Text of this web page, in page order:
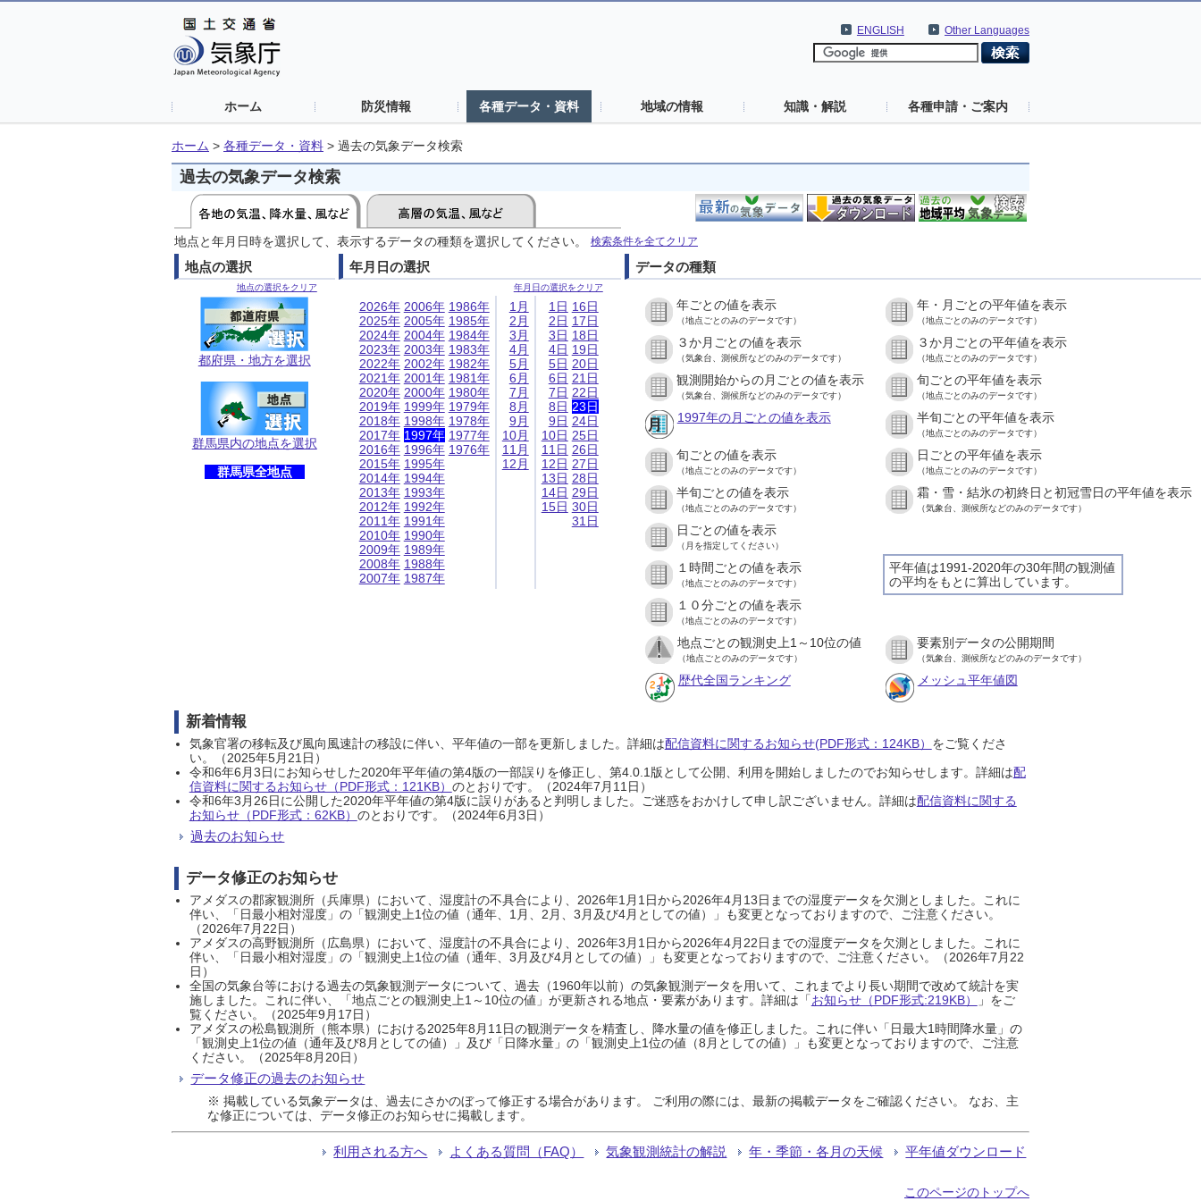
Other Languages
ENGLISH
ホーム 防災情報 各種データ・資料 地域の情報 知識・解説 各種申請・ご案内
ホーム > 各種データ・資料 > 過去の気象データ検索
過去の気象データ検索
地点と年月日時を選択して、表示するデータの種類を選択してください。 検索条件を全てクリア
地点の選択
地点の選択をクリア
都府県・地方を選択
群馬県内の地点を選択
群馬県全地点
年月日の選択
年月日の選択をクリア
2026年
2025年
2024年
2023年
2022年
2021年
2020年
2019年
2018年
2017年
2016年
2015年
2014年
2013年
2012年
2011年
2010年
2009年
2008年
2007年
2006年
2005年
2004年
2003年
2002年
2001年
2000年
1999年
1998年
1997年
1996年
1995年
1994年
1993年
1992年
1991年
1990年
1989年
1988年
1987年
1986年
1985年
1984年
1983年
1982年
1981年
1980年
1979年
1978年
1977年
1976年
1月
2月
3月
4月
5月
6月
7月
8月
9月
10月
11月
12月
1日
2日
3日
4日
5日
6日
7日
8日
9日
10日
11日
12日
13日
14日
15日
16日
17日
18日
19日
20日
21日
22日
23日
24日
25日
26日
27日
28日
29日
30日
31日
データの種類
年ごとの値を表示
（地点ごとのみのデータです）
年・月ごとの平年値を表示
（地点ごとのみのデータです）
３か月ごとの値を表示
（気象台、測候所などのみのデータです）
３か月ごとの平年値を表示
（地点ごとのみのデータです）
観測開始からの月ごとの値を表示
（気象台、測候所などのみのデータです）
旬ごとの平年値を表示
（地点ごとのみのデータです）
1997年の月ごとの値を表示 半旬ごとの平年値を表示
（地点ごとのみのデータです）
旬ごとの値を表示
（地点ごとのみのデータです）
日ごとの平年値を表示
（地点ごとのみのデータです）
半旬ごとの値を表示
（地点ごとのみのデータです）
霜・雪・結氷の初終日と初冠雪日の平年値を表示
（気象台、測候所などのみのデータです）
日ごとの値を表示
（月を指定してください）
平年値は1991-2020年の30年間の観測値
の平均をもとに算出しています。
１時間ごとの値を表示
（地点ごとのみのデータです）
１０分ごとの値を表示
（地点ごとのみのデータです）
地点ごとの観測史上1～10位の値
（地点ごとのみのデータです）
要素別データの公開期間
（気象台、測候所などのみのデータです）
歴代全国ランキング メッシュ平年値図
新着情報
気象官署の移転及び風向風速計の移設に伴い、平年値の一部を更新しました。詳細は配信資料に関するお知らせ(PDF形式：124KB） をご覧くださ
い。（2025年5月21日）
令和6年6月3日にお知らせした2020年平年値の第4版の一部誤りを修正し、第4.0.1版として公開、利用を開始しましたのでお知らせします。詳細は配
信資料に関するお知らせ（PDF形式：121KB） のとおりです。（2024年7月11日）
令和6年3月26日に公開した2020年平年値の第4版に誤りがあると判明しました。ご迷惑をおかけして申し訳ございません。詳細は配信資料に関する
お知らせ（PDF形式：62KB） のとおりです。（2024年6月3日）
過去のお知らせ
データ修正のお知らせ
アメダスの郡家観測所（兵庫県）において、湿度計の不具合により、2026年1月1日から2026年4月13日までの湿度データを欠測としました。これに
伴い、「日最小相対湿度」の「観測史上1位の値（通年、1月、2月、3月及び4月としての値）」も変更となっておりますので、ご注意ください。
（2026年7月22日）
アメダスの高野観測所（広島県）において、湿度計の不具合により、2026年3月1日から2026年4月22日までの湿度データを欠測としました。これに
伴い、「日最小相対湿度」の「観測史上1位の値（通年、3月及び4月としての値）」も変更となっておりますので、ご注意ください。（2026年7月22
日）
全国の気象台等における過去の気象観測データについて、過去（1960年以前）の気象観測データを用いて、これまでより長い期間で改めて統計を実
施しました。これに伴い、「地点ごとの観測史上1～10位の値」が更新される地点・要素があります。詳細は「お知らせ（PDF形式:219KB）
」をご
覧ください。（2025年9月17日）
アメダスの松島観測所（熊本県）における2025年8月11日の観測データを精査し、降水量の値を修正しました。これに伴い「日最大1時間降水量」の
「観測史上1位の値（通年及び8月としての値）」及び「日降水量」の「観測史上1位の値（8月としての値）」も変更となっておりますので、ご注意
ください。（2025年8月20日）
データ修正の過去のお知らせ
※ 掲載している気象データは、過去にさかのぼって修正する場合があります。 ご利用の際には、最新の掲載データをご確認ください。 なお、主
な修正については、データ修正のお知らせに掲載します。
利用される方へ よくある質問（FAQ） 気象観測統計の解説 年・季節・各月の天候 平年値ダウンロード
このページのトップへ